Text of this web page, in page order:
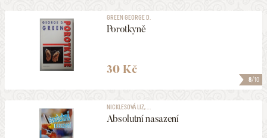
8/10
GREEN GEORGE D.
Porotkyně
30 Kč
NICKLESOVÁ LIZ, ...
Absolutní nasazení